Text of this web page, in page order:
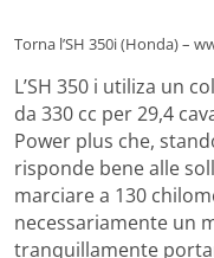
Torna l’SH 350i (Honda) –
L’SH 350 i utiliza un
da 330 cc per 29,4
Power plus che,
risponde bene alle
marciare a 130
necessariamente un
tranquillamente